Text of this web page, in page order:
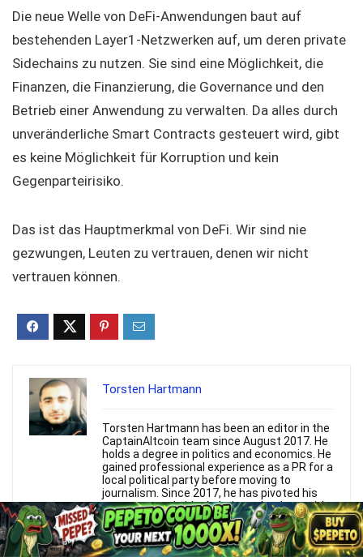
Die neue Welle von DeFi-Anwendungen baut auf
bestehenden Layer1-Netzwerken auf, um deren private
Sidechains zu nutzen. Sie sind eine Möglichkeit, die
Finanzen, die Finanzierung, die Governance und den
Betrieb einer Anwendung zu verwalten. Da alles durch
unveränderliche Smart Contracts gesteuert wird, gibt
es keine Möglichkeit für Korruption und kein
Gegenparteirisiko.
Das ist das Hauptmerkmal von DeFi. Wir sind nie
gezwungen, Leuten zu vertrauen, denen wir nicht
vertrauen können.
Torsten Hartmann
Torsten Hartmann has been an editor in the
CaptainAltcoin team since August 2017. He
holds a degree in politics and economics. He
gained professional experience as a PR for a
local political party before moving to
journalism. Since 2017, he has pivoted his
career towards blockchain technology, with
principal interest in applications of
blockchain technology in politics, business
and society.